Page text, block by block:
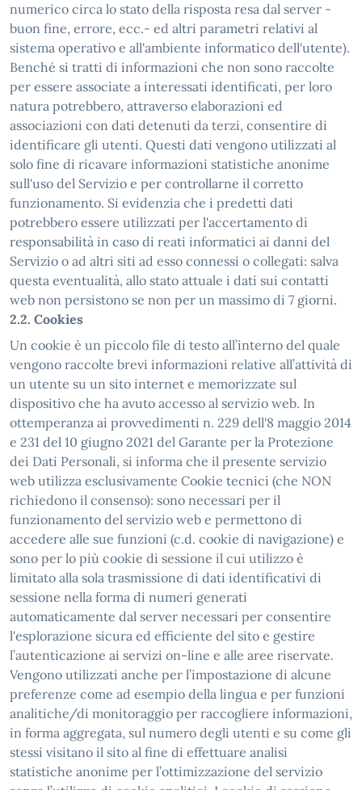
numerico circa lo stato della risposta resa dal server -
buon fine, errore, ecc.- ed altri parametri relativi al
sistema operativo e all'ambiente informatico dell'utente).
Benché si tratti di informazioni che non sono raccolte
per essere associate a interessati identificati, per loro
natura potrebbero, attraverso elaborazioni ed
associazioni con dati detenuti da terzi, consentire di
identificare gli utenti. Questi dati vengono utilizzati al
solo fine di ricavare informazioni statistiche anonime
sull'uso del Servizio e per controllarne il corretto
funzionamento. Si evidenzia che i predetti dati
potrebbero essere utilizzati per l'accertamento di
responsabilità in caso di reati informatici ai danni del
Servizio o ad altri siti ad esso connessi o collegati: salva
questa eventualità, allo stato attuale i dati sui contatti
web non persistono se non per un massimo di 7 giorni.
2.2. Cookies
Un cookie è un piccolo file di testo all’interno del quale
vengono raccolte brevi informazioni relative all’attività di
un utente su un sito internet e memorizzate sul
dispositivo che ha avuto accesso al servizio web. In
ottemperanza ai provvedimenti n. 229 dell'8 maggio 2014
e 231 del 10 giugno 2021 del Garante per la Protezione
dei Dati Personali, si informa che il presente servizio
web utilizza esclusivamente Cookie tecnici (che NON
richiedono il consenso): sono necessari per il
funzionamento del servizio web e permettono di
accedere alle sue funzioni (c.d. cookie di navigazione) e
sono per lo più cookie di sessione il cui utilizzo è
limitato alla sola trasmissione di dati identificativi di
sessione nella forma di numeri generati
automaticamente dal server necessari per consentire
l'esplorazione sicura ed efficiente del sito e gestire
l’autenticazione ai servizi on-line e alle aree riservate.
Vengono utilizzati anche per l’impostazione di alcune
preferenze come ad esempio della lingua e per funzioni
analitiche/di monitoraggio per raccogliere informazioni,
in forma aggregata, sul numero degli utenti e su come gli
stessi visitano il sito al fine di effettuare analisi
statistiche anonime per l’ottimizzazione del servizio